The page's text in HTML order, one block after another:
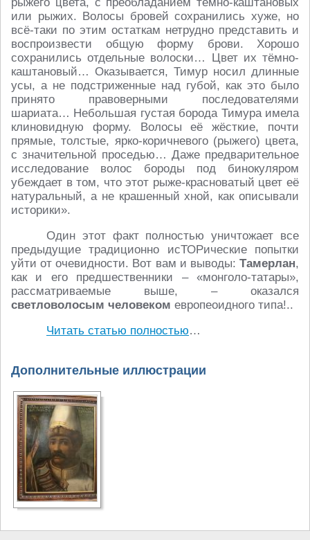
или рыжих. Волосы бровей сохранились хуже, но
всё-таки по этим остаткам нетрудно представить и
воспроизвести общую форму брови. Хорошо
сохранились отдельные волоски… Цвет их тёмно-
каштановый… Оказывается, Тимур носил длинные
усы, а не подстриженные над губой, как это было
принято правоверными последователями
шариата… Небольшая густая борода Тимура имела
клиновидную форму. Волосы её жёсткие, почти
прямые, толстые, ярко-коричневого (рыжего) цвета,
с значительной проседью… Даже предварительное
исследование волос бороды под бинокуляром
убеждает в том, что этот рыже-красноватый цвет её
натуральный, а не крашенный хной, как описывали
историки».
Один этот факт полностью уничтожает все
предыдущие традиционно исТОРические попытки
уйти от очевидности. Вот вам и выводы: Тамерлан,
как и его предшественники – «монголо-татары»,
рассматриваемые выше, – оказался
светловолосым человеком европеоидного типа!..
Читать статью полностью…
Дополнительные иллюстрации